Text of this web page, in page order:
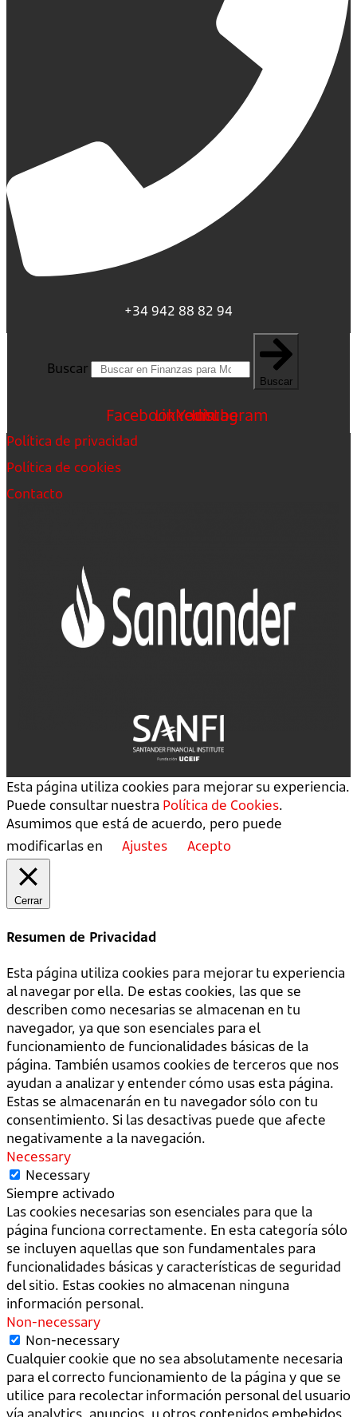
+34 942 88 82 94
Buscar
Buscar
FacebookLinkedin
Youtube
Instagram
Política de privacidad
Política de cookies
Contacto
Esta página utiliza cookies para mejorar su experiencia.
Puede consultar nuestra Política de Cookies.
Asumimos que está de acuerdo, pero puede
modificarlas en
Ajustes Acepto
Cerrar
Resumen de Privacidad
Esta página utiliza cookies para mejorar tu experiencia
al navegar por ella. De estas cookies, las que se
describen como necesarias se almacenan en tu
navegador, ya que son esenciales para el
funcionamiento de funcionalidades básicas de la
página. También usamos cookies de terceros que nos
ayudan a analizar y entender cómo usas esta página.
Estas se almacenarán en tu navegador sólo con tu
consentimiento. Si las desactivas puede que afecte
negativamente a la navegación.
Necessary
Necessary
Siempre activado
Las cookies necesarias son esenciales para que la
página funciona correctamente. En esta categoría sólo
se incluyen aquellas que son fundamentales para
funcionalidades básicas y características de seguridad
del sitio. Estas cookies no almacenan ninguna
información personal.
Non-necessary
Non-necessary
Cualquier cookie que no sea absolutamente necesaria
para el correcto funcionamiento de la página y que se
utilice para recolectar información personal del usuario